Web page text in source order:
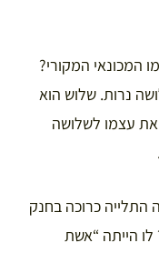
המכונאי המקורי?
נרות. שלוש הוא
עצמו לשלושה
כרוכה בחנק
הייתה “אשת